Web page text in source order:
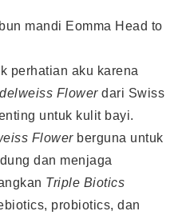
mandi Eomma Head to
perhatian aku karena
Flowerdari Swiss
untuk kulit bayi.
Flowerberguna untuk
dan menjaga
Triple Biotics
probiotics, dan